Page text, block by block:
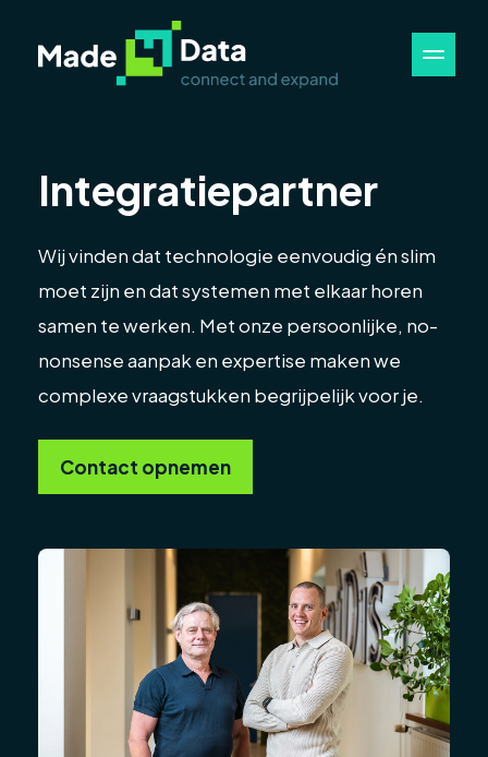
Integratiepartner
Wij vinden dat technologie eenvoudig én slim
moet zijn en dat systemen met elkaar horen
samen te werken. Met onze persoonlijke, no-
nonsense aanpak en expertise maken we
complexe vraagstukken begrijpelijk voor je.
Contact opnemen